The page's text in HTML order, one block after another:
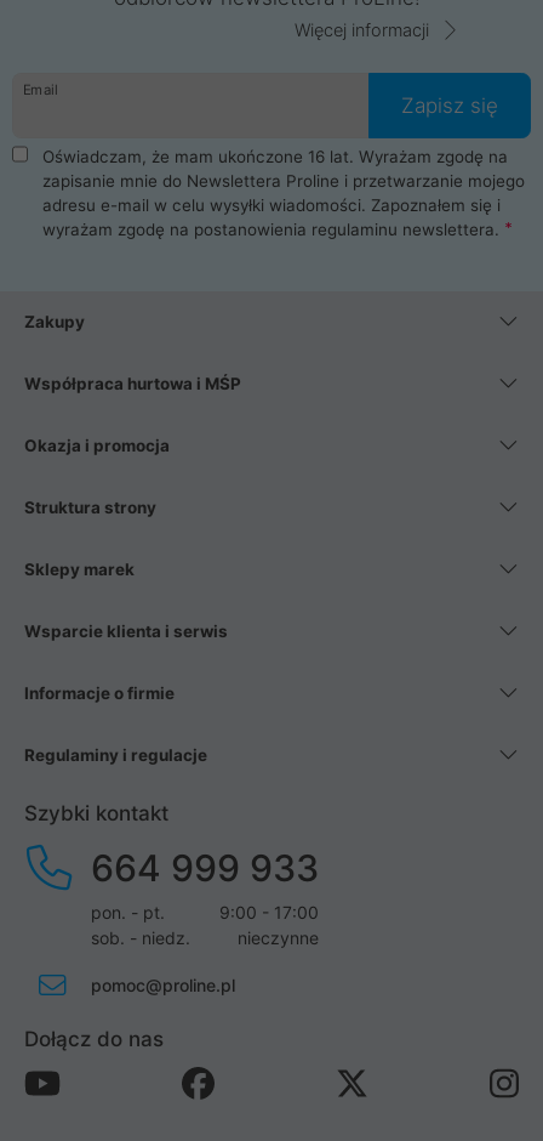
komunikacja ze sklepem komputerowym ProLine jest
danych osobowych. Dlatego zakup notebooka albo laptopa w
ProLine to czysta przyjemność i pełne bezpieczeństwo.
Zaopatrzysz się u nas w akcesoria i części komputerowe
takie jak procesory, karty graficzne, płyty główne, pamięci,
dyski SSD, M.2 oraz HDD. Nasi pracownicy pomogą Ci wybrać
najlepszy zasilacz komputerowy oraz obudowę do komputera.
Poza komputerami mamy również najlepsze na rynku
Smartfony takich producentów jak Xiaomi, Apple, Samsung i
wentylatory. Na koniec mając już to wszystko, możesz
Więcej informacji
Email
Zapisz się
Oświadczam, że mam ukończone 16 lat. Wyrażam zgodę na
zapisanie mnie do Newslettera Proline i przetwarzanie mojego
adresu e-mail w celu wysyłki wiadomości. Zapoznałem się i
wyrażam zgodę na postanowienia regulaminu newslettera.
Zakupy
Współpraca hurtowa i MŚP
Okazja i promocja
Struktura strony
Sklepy marek
Wsparcie klienta i serwis
Informacje o firmie
Regulaminy i regulacje
Szybki kontakt
664 999 933
pon. - pt.
9:00 - 17:00
sob. - niedz.
nieczynne
pomoc@proline.pl
Dołącz do nas